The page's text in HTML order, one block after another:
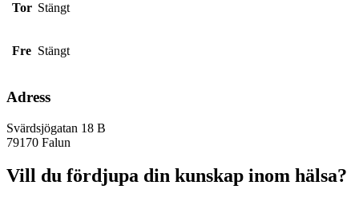
Tor Stängt
Fre Stängt
Adress
Svärdsjögatan 18 B
79170 Falun
Vill du fördjupa din kunskap inom hälsa?